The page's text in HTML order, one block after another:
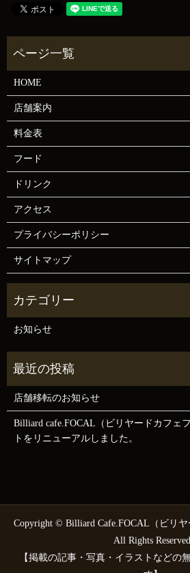
HOME
店舗案内
料金表
フード
ドリンク
アクセス
プライバシーポリシー
サイトマップ
お知らせ
店舗移転のお知らせ
Billiard cafe.FOCAL（ビリヤードカフェ
トをリニューアルしました。
Copyright © Billiard Cafe.FOCAL（ビリヤ
All Rights Reserved.
【掲載の記事・写真・イラストなどの